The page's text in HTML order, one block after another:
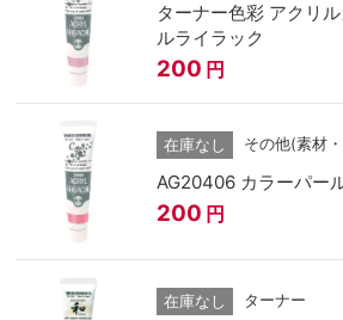
ターナー色彩 アクリ
ルライラック
200 円
在庫なし その他(素材
AG20406 カラーパー
200 円
在庫なし ターナー